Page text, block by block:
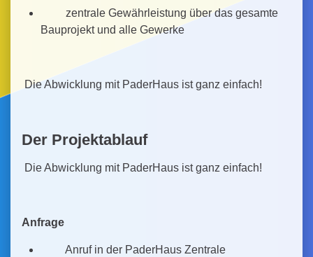
zentrale Gewährleistung über das gesamte
Bauprojekt und alle Gewerke
Die Abwicklung mit PaderHaus ist ganz einfach!
Der Projektablauf
Die Abwicklung mit PaderHaus ist ganz einfach!
Anfrage
Anruf in der PaderHaus Zentrale